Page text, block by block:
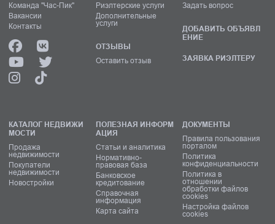
Команда "Час-Пик"
Вакансии
Контакты
Риэлтерские услуги
Дополнительные
услуги
ОТЗЫВЫ
Оставить отзыв
Задать вопрос
ДОБАВИТЬ ОБЪЯВЛ
ЕНИЕ
ЗАЯВКА РИЭЛТЕРУ
КАТАЛОГ НЕДВИЖИ
МОСТИ
Продажа
недвижимости
Покупатели
недвижимости
Новостройки
ПОЛЕЗНАЯ ИНФОРМ
АЦИЯ
Статьи и аналитика
Нормативно-
правовая база
Банковское
кредитование
Справочная
информация
Карта сайта
ДОКУМЕНТЫ
Правила пользования
порталом
Политика
конфиденциальности
Политика в
отношении
обработки файлов
cookies
Настройка файлов
cookies